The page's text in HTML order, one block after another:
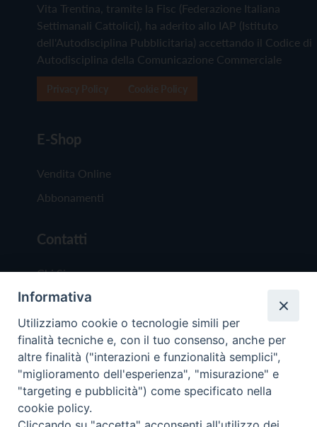
Vita Trentina, tramite la Fisc (Federazione Italiana
Settimanali Cattolici), ha aderito allo IAP (Istituto
dell'Autodisciplina Pubblicitaria) accettando il Codice di
Autodisciplina della Comunicazione Commerciale
E-Shop
Vendita Online
Abbonamenti
Contatti
Chi Siamo
Redazione
Scrivici
Copyright © 2019 - Tutti i diritti riservati - Vita
Informativa
Utilizziamo cookie o tecnologie simili per
finalità tecniche e, con il tuo consenso, anche per
altre finalità ("interazioni e funzionalità semplici",
"miglioramento dell'esperienza", "misurazione" e
"targeting e pubblicità") come specificato nella
cookie policy.